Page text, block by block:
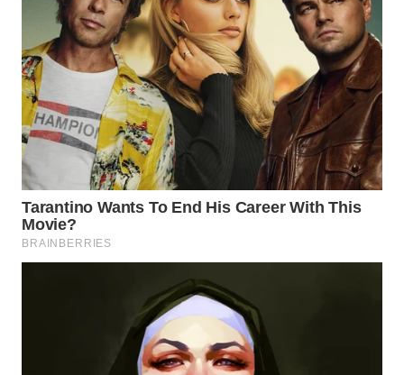
WN DELI
SERDANG
TEBING
TINGGI
PAKPAK
WN
KARAWANG